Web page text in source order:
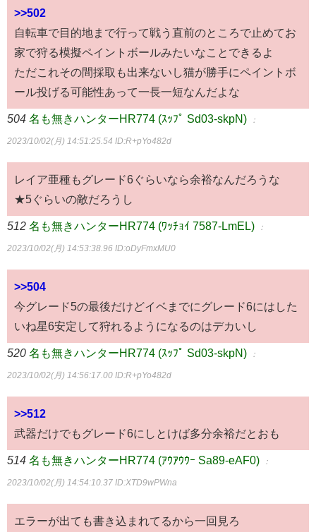
>>502
自転車で目的地まで行って戦う直前のところで止めてお
家で狩る模擬ペイントボールみたいなことできるよ
ただこれその間採取も出来ないし猫が勝手にペイントボ
ール投げる可能性あって一長一短なんだよな
504 名も無きハンターHR774 (ｽｯﾌﾟ Sd03-skpN) ：
2023/10/02(月) 14:51:25.54 ID:R+pYo482d
レイア亜種もグレード6ぐらいなら余裕なんだろうな
★5ぐらいの敵だろうし
512 名も無きハンターHR774 (ﾜｯﾁｮｲ 7587-LmEL) ：
2023/10/02(月) 14:53:38.96 ID:oDyFmxMU0
>>504
今グレード5の最後だけどイベまでにグレード6にはした
いね星6安定して狩れるようになるのはデカいし
520 名も無きハンターHR774 (ｽｯﾌﾟ Sd03-skpN) ：
2023/10/02(月) 14:56:17.00 ID:R+pYo482d
>>512
武器だけでもグレード6にしとけば多分余裕だとおも
514 名も無きハンターHR774 (ｱｳｱｳｳｰ Sa89-eAF0) ：
2023/10/02(月) 14:54:10.37 ID:XTD9wPWna
エラーが出ても書き込まれてるから一回見ろ